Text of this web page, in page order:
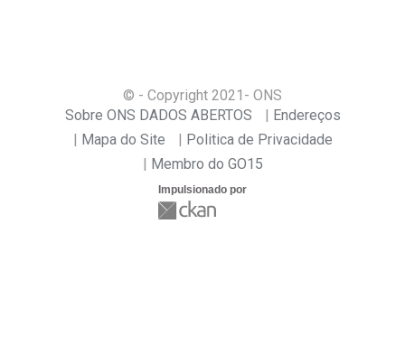
© - Copyright 2021 - ONS
Sobre ONS DADOS ABERTOS
Endereços
Mapa do Site
Politica de Privacidade
Membro do GO15
Impulsionado por